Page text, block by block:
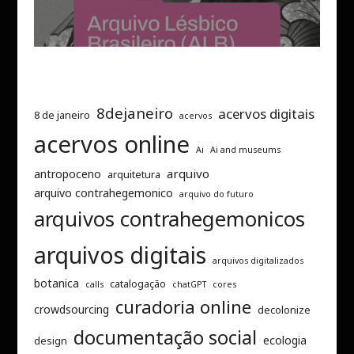
8 de janeiro 8dejaneiro acervos acervos digitais
acervos online Ai Ai and museums
antropoceno arquitetura arquivo
arquivo contrahegemonico arquivo do futuro
arquivos contrahegemonicos
arquivos digitais arquivos digitalizados
botanica calls catalogação chatGPT cores
crowdsourcing curadoria online decolonize
design documentação social ecologia